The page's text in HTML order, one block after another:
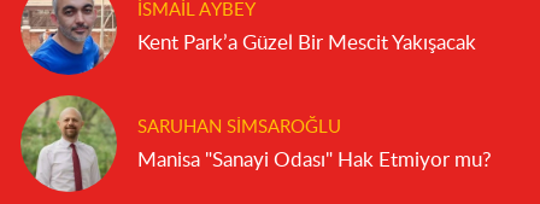
İSMAIL AYBEY
Kent Park’a Güzel Bir Mescit Yakışacak
SARUHAN SIMSAROĞLU
Manisa "Sanayi Odası" Hak Etmiyor mu?